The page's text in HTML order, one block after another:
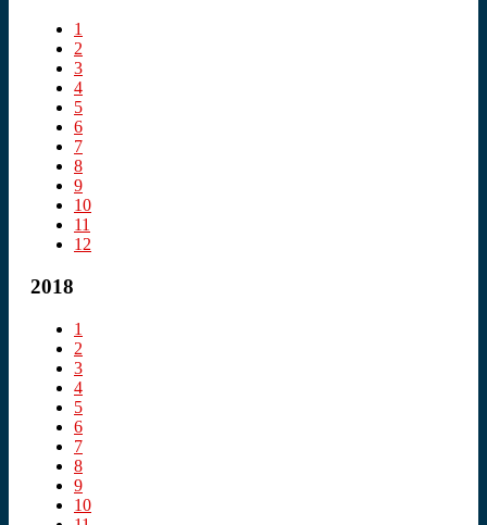
1
2
3
4
5
6
7
8
9
10
11
12
2018
1
2
3
4
5
6
7
8
9
10